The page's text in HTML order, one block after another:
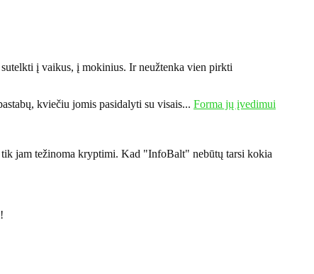
į vaikus, į mokinius. Ir neužtenka vien pirkti
kviečiu jomis pasidalyti su visais... Forma jų įvedimui
jam težinoma kryptimi. Kad "InfoBalt" nebūtų tarsi kokia